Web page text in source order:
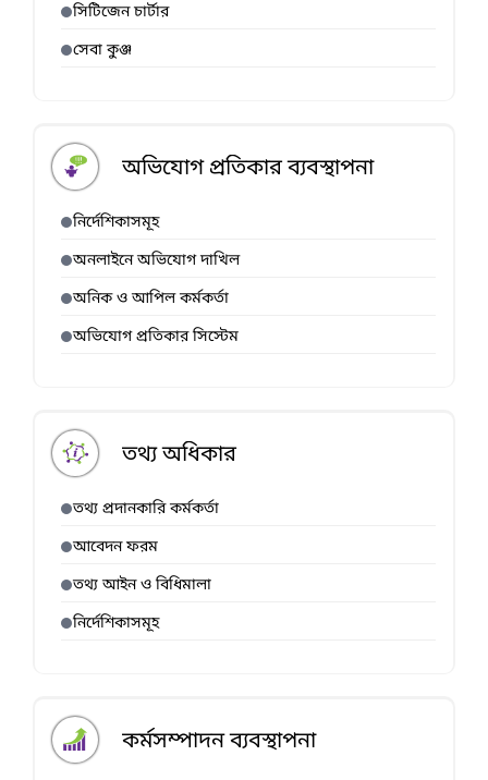
সিটিজেন চার্টার
সেবা কুঞ্জ
অভিযোগ প্রতিকার ব্যবস্থাপনা
নির্দেশিকাসমূহ
অনলাইনে অভিযোগ দাখিল
অনিক ও আপিল কর্মকর্তা
অভিযোগ প্রতিকার সিস্টেম
তথ্য অধিকার
তথ্য প্রদানকারি কর্মকর্তা
আবেদন ফরম
তথ্য আইন ও বিধিমালা
নির্দেশিকাসমূহ
কর্মসম্পাদন ব্যবস্থাপনা